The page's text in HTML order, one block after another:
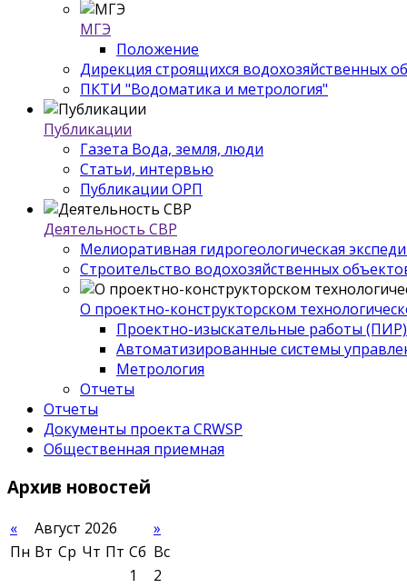
МГЭ
Положение
Дирекция строящихся водохозяйственных
ПКТИ "Водоматика и метрология"
Публикации
Газета Вода, земля, люди
Статьи, интервью
Публикации ОРП
Деятельность СВР
Мелиоративная гидрогеологическая
Строительство водохозяйственных
О проектно-конструкторском
Проектно-изыскательные работы (ПИР)
Автоматизированные системы
Метрология
Отчеты
Отчеты
Документы проекта CRWSP
Общественная приемная
Архив новостей
« Август 2026
»
Пн Вт Ср Чт Пт Сб Вс
1
2